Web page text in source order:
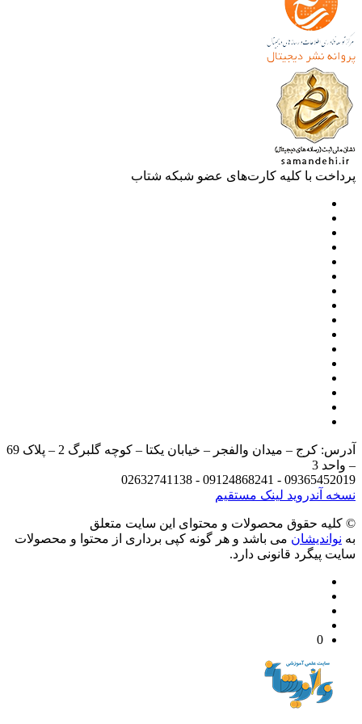
با کلیه کارت‌های عضو شبکه شتاب
آدرس: کرج – میدان والفجر – خیابان یکتا – کوچه گلبرگ 2 – پلاک 69
3
09365452019 - 09124868241 -
آندرویدلینک مستقیم
حقوق محصولات و محتوای اين سایت متعلق
می باشد و هر گونه کپی برداری از محتوا و محصولات
پیگرد قانونی دارد.